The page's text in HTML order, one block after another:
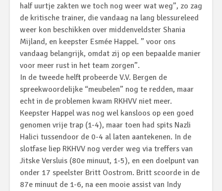
half uurtje zakten we toch nog weer wat weg”, zo zag
de kritische trainer, die vandaag na lang blessureleed
weer kon beschikken over middenveldster Shania
Mijland, en keepster Esmée Happel. ” voor ons
vandaag belangrijk, omdat zij op een bepaalde manier
voor meer rust in het team zorgen”.
In de tweede helft probeerde V.V. Bergen de
spreekwoordelijke “meubelen” nog te redden, maar
echt in de problemen kwam RKHVV niet meer.
Keepster Happel was nog wel kansloos op een goed
genomen vrije trap (1-4), maar toen had spits Nazli
Halici tussendoor de 0-4 al laten aantekenen. In de
slotfase liep RKHVV nog verder weg via treffers van
Jitske Versluis (80e minuut, 1-5), en een doelpunt van
onder 17 speelster Britt Oostrom. Britt scoorde in de
87e minuut de 1-6, na een mooie assist van Indy